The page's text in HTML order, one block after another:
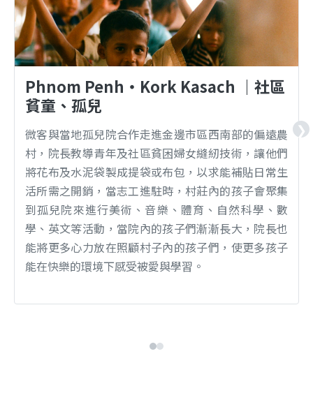
Phnom Penh‧Kork Kasach ｜社區
貧童、孤兒
微客與當地孤兒院合作走進金邊市區西南部的偏遠農
村，院長教導青年及社區貧困婦女縫紉技術，讓他們
將花布及水泥袋製成提袋或布包，以求能補貼日常生
活所需之開銷，當志工進駐時，村莊內的孩子會聚集
到孤兒院來進行美術、音樂、體育、自然科學、數
學、英文等活動，當院內的孩子們漸漸長大，院長也
能將更多心力放在照顧村子內的孩子們，使更多孩子
能在快樂的環境下感受被愛與學習。
❯